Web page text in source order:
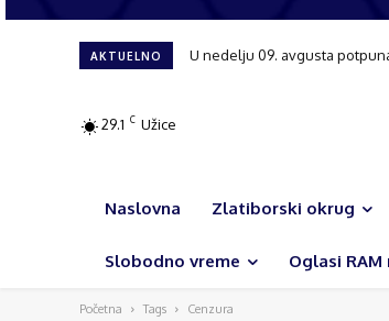
AKTUELNO U nedelju 09. avgusta
Tribina posvećena
29.1 C Užice
Naslovna Zlatiborski okrug
Slobodno vreme Oglasi RAM
Početna Tags Cenzura